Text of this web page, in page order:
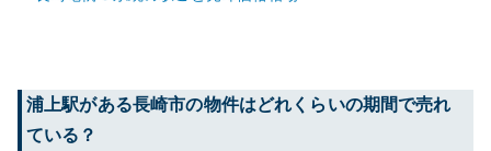
浦上駅がある長崎市の物件はどれくらいの期間で売れ
ている？